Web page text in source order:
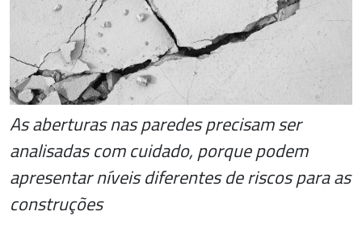
As aberturas nas paredes precisam ser
analisadas com cuidado, porque podem
apresentar níveis diferentes de riscos para as
construções